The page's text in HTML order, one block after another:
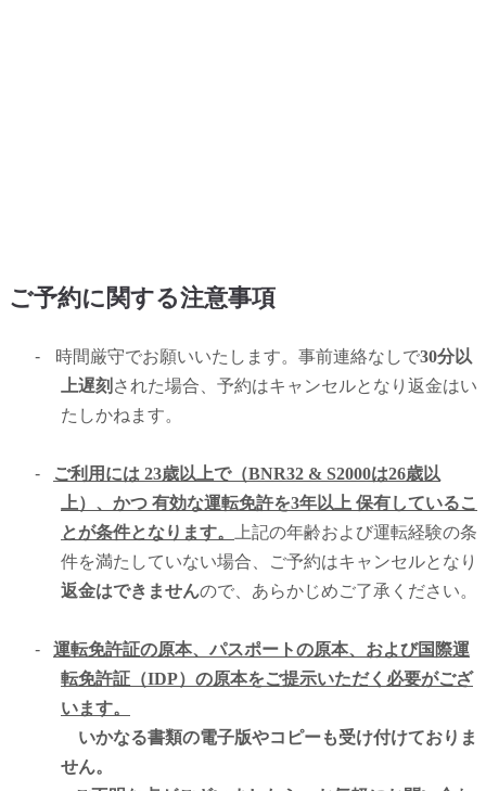
ご予約に関する注意事項
- 時間厳守でお願いいたします。事前連絡なしで30分以
上遅刻 された場合、予約はキャンセルとなり返金はい
たしかねます。
-
ご利用には 23歳以上で（BNR32 & S2000は26歳以
上）、かつ 有効な運転免許を3年以上 保有しているこ
とが条件となります。
上記の年齢および運転経験の条
件を満たしていない場合、ご予約はキャンセルとなり
返金はできませんので、あらかじめご了承ください。
-
運転免許証の原本、パスポートの原本、および国際運
転免許証（IDP）の原本をご提示いただく必要がござ
います。
いかなる書類の電子版やコピーも受け付けておりま
せん。